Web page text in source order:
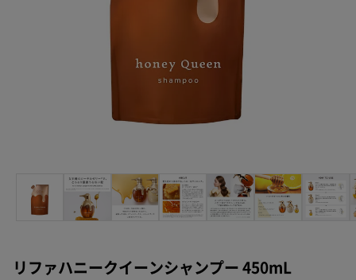
リファハニークイーンシャンプー 450mL